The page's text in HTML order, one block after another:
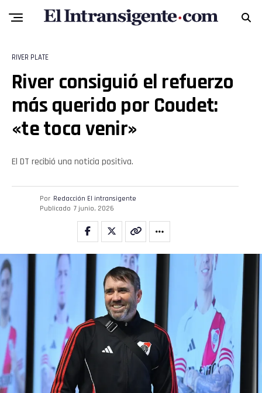
RIVER PLATE
River consiguió el refuerzo
más querido por Coudet:
«te toca venir»
El DT recibió una noticia positiva.
Por Redacción El intransigente
Publicado 7 junio, 2026